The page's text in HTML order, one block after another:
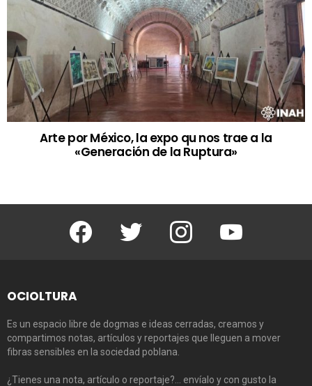
Arte por México, la expo qu nos trae a la
«Generación de la Ruptura»
Facebook Twitter Instagram Youtube
OCIOLTURA
Es un espacio libre de dogmas e ideas cerradas, creamos y
compartimos notas, artículos y reportajes que lleguen a mover
fibras sensibles en la sociedad poblana.
¿Tienes una nota, artículo o reportaje?… envíalo y con gusto la